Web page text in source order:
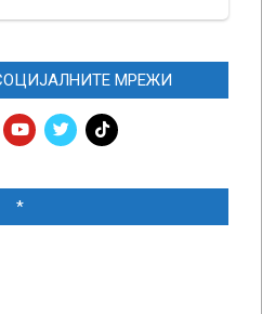
МРЕЖИ
*